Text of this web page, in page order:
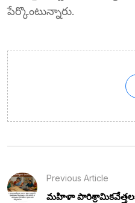
పేర్కొంటున్నారు.
Previous Article
మహిళా